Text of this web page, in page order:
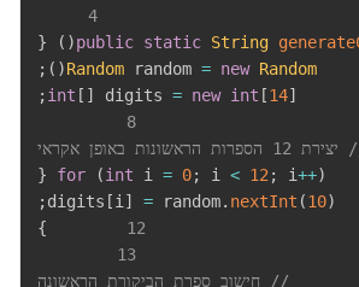
4
public static String
(
)
{
Random random = new Random
(
)
;
int [ ] digits = new int [14]
;
8
12 הספרות הראשונות באופן אקראי
for (int i = 0; i < 12 ; i++)
{
[i ] = random. nextInt (10)
;
12
}
13
// חישוב ספרת הביקורת הראשונה